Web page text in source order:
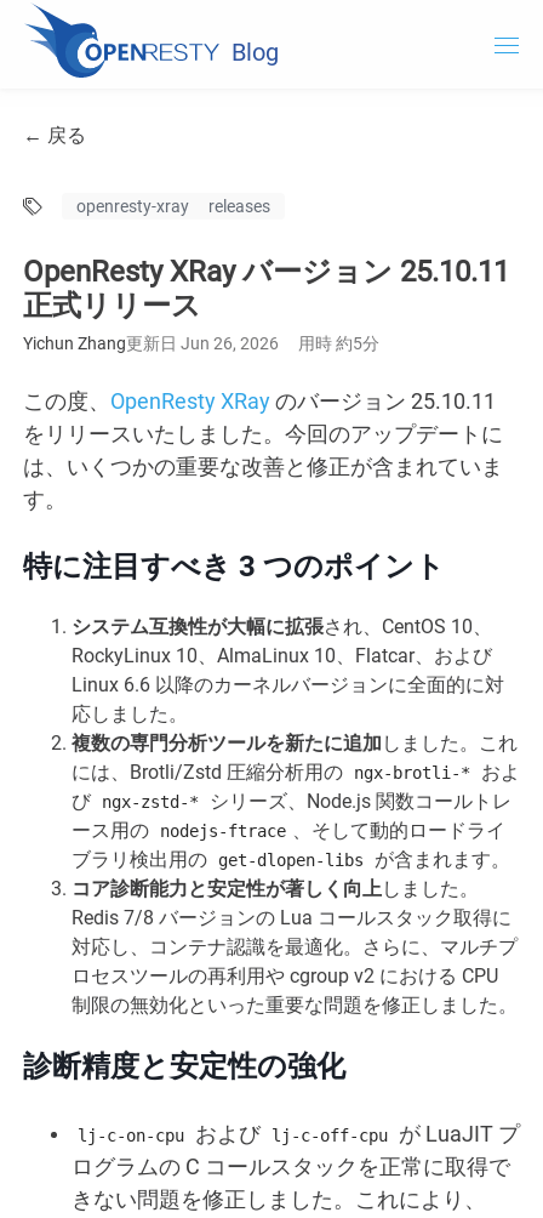
Blog
OpenResty Edge
ドキュメント
OpenResty XRay を試用する
← 戻る
openresty-xray releases
OpenResty XRay バージョン 25.10.11
正式リリース
Yichun Zhang更新日 Jun 26, 2026 用時 約5分
この度、 OpenResty XRayのバージョン 25.10.11
をリリースいたしました。今回のアップデートに
は、いくつかの重要な改善と修正が含まれていま
す。
特に注目すべき 3 つのポイント
システム互換性が大幅に拡張され、CentOS 10、
RockyLinux 10、AlmaLinux 10、Flatcar、および
Linux 6.6 以降のカーネルバージョンに全面的に対
応しました。
複数の専門分析ツールを新たに追加 しました。これ
には、Brotli/Zstd 圧縮分析用の
ngx-brotli-*
およ
び
ngx-zstd-*
シリーズ、Node.js 関数コールトレ
ース用の
nodejs-ftrace 、そして動的ロードライ
ブラリ検出用の
get-dlopen-libs
が含まれます。
コア診断能力と安定性が著しく向上しました。
Redis 7/8 バージョンの Lua コールスタック取得に
対応し、コンテナ認識を最適化。さらに、マルチプ
ロセスツールの再利用や cgroup v2 における CPU
制限の無効化といった重要な問題を修正しました。
診断精度と安定性の強化
lj-c-on-cpu および lj-c-off-cpu
が LuaJIT プ
ログラムの C コールスタックを正常に取得で
きない問題を修正しました。これにより、